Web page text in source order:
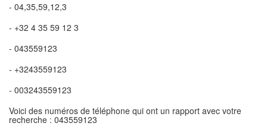
- 04,35,59,12,3
- +32 4 35 59 12 3
- 043559123
- +3243559123
- 003243559123
Voici des numéros de téléphone qui ont un rapport avec votre
recherche : 043559123